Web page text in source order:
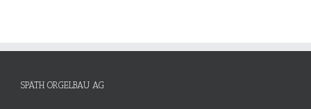
SPÄTH ORGELBAU AG